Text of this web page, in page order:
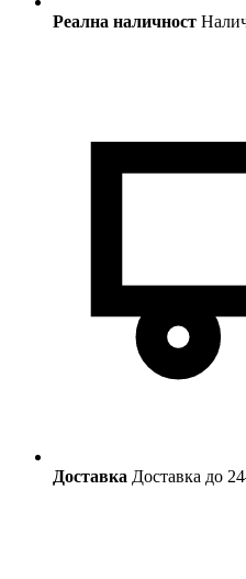
Реална наличност
Доставка Доставка до